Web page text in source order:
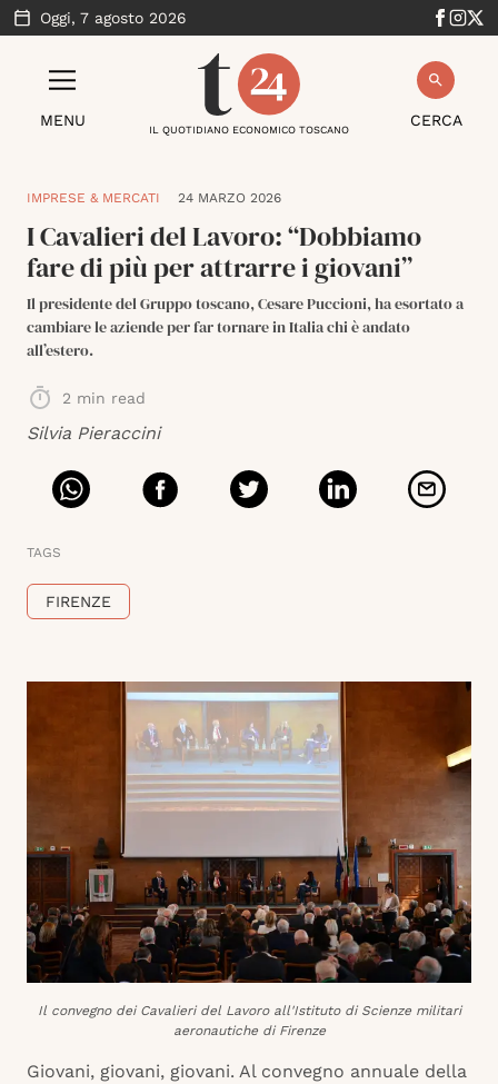
Oggi, 7 agosto 2026
MENU CERCA
IL QUOTIDIANO ECONOMICO TOSCANO
IMPRESE & MERCATI 24 MARZO 2026
I Cavalieri del Lavoro: “Dobbiamo
fare di più per attrarre i giovani”
Il presidente del Gruppo toscano, Cesare Puccioni, ha esortato a
cambiare le aziende per far tornare in Italia chi è andato
all’estero.
2 min read
Silvia Pieraccini
TAGS
FIRENZE
Il convegno dei Cavalieri del Lavoro all'Istituto di Scienze militari
aeronautiche di Firenze
Giovani, giovani, giovani. Al convegno annuale della